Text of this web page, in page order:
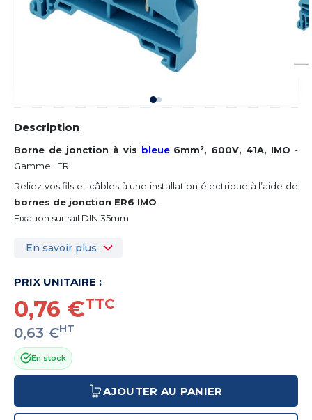
Description
Borne de jonction à vis bleue 6mm², 600V, 41A, IMO-
Gamme : ER
Reliez vos fils et câbles à une installation électrique à l’aide de
bornes de jonction ER6 IMO
Fixation sur rail DIN 35mm
En savoir plus
PRIX UNITAIRE :
0,76 €TTC
0,63 €HT
En stock
AJOUTER AU PANIER